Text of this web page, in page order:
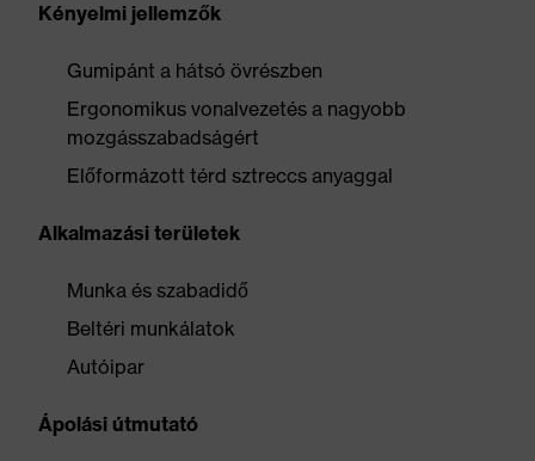
Kényelmi jellemzők
Gumipánt a hátsó övrészben
Ergonomikus vonalvezetés a nagyobb
mozgásszabadságért
Előformázott térd sztreccs anyaggal
Alkalmazási területek
Munka és szabadidő
Beltéri munkálatok
Autóipar
Ápolási útmutató